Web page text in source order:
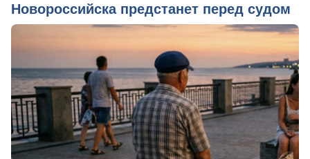
Новороссийска предстанет перед судом